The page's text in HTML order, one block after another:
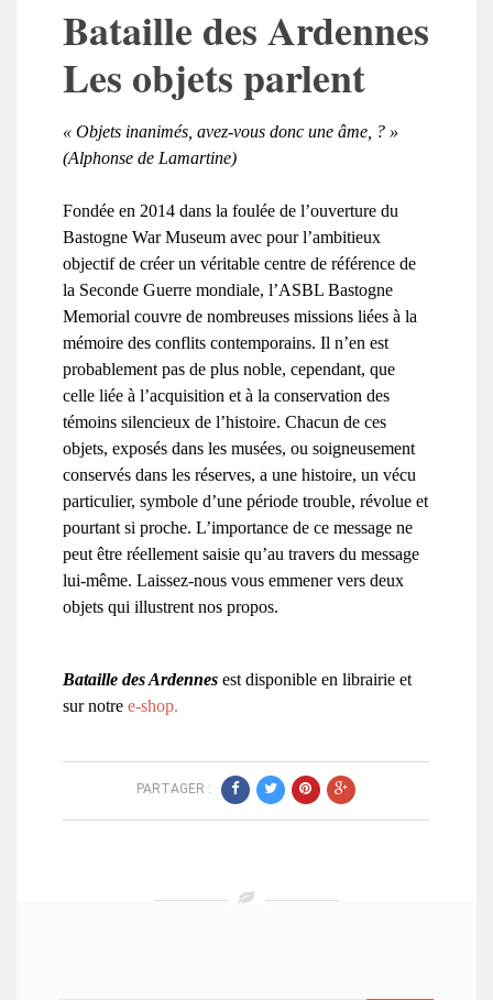
Bataille des Ardennes
Les objets parlent
« Objets inanimés, avez-vous donc une âme, ? »
(Alphonse de Lamartine)
Fondée en 2014 dans la foulée de l’ouverture du
Bastogne War Museum avec pour l’ambitieux
objectif de créer un véritable centre de référence de
la Seconde Guerre mondiale, l’ASBL Bastogne
Memorial couvre de nombreuses missions liées à la
mémoire des conflits contemporains. Il n’en est
probablement pas de plus noble, cependant, que
celle liée à l’acquisition et à la conservation des
témoins silencieux de l’histoire. Chacun de ces
objets, exposés dans les musées, ou soigneusement
conservés dans les réserves, a une histoire, un vécu
particulier, symbole d’une période trouble, révolue et
pourtant si proche. L’importance de ce message ne
peut être réellement saisie qu’au travers du message
lui-même. Laissez-nous vous emmener vers deux
objets qui illustrent nos propos.
Bataille des Ardennesest disponible en librairie et
sur notre e-shop.
PARTAGER :